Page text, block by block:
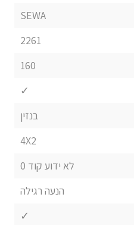
SEWA
2261
160
✓
בנזין
4X2
לא ידוע קוד 0
הנעה רגילה
✓